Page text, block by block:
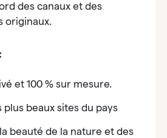
des canaux et des
originaux.
et 100 % sur mesure.
plus beaux sites du pays
beauté de la nature et des